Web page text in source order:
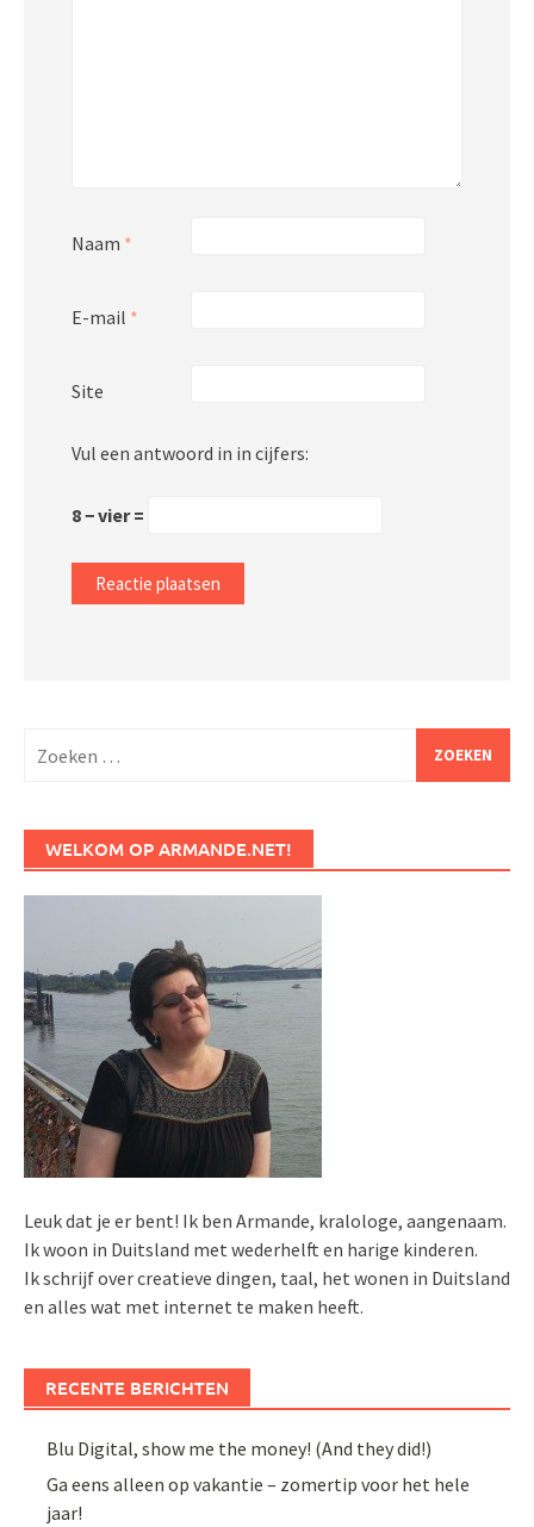
Naam *
E-mail *
Site
Vul een antwoord in in cijfers:
8 − vier =
naar:
WELKOM OP ARMANDE.NET!
Leuk dat je er bent! Ik ben Armande, kralologe, aangenaam.
Ik woon in Duitsland met wederhelft en harige kinderen.
Ik schrijf over creatieve dingen, taal, het wonen in Duitsland
en alles wat met internet te maken heeft.
RECENTE BERICHTEN
Blu Digital, show me the money! (And they did!)
Ga eens alleen op vakantie – zomertip voor het hele
jaar!